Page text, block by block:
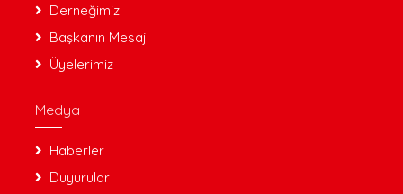
Derneğimiz
Başkanın Mesajı
Üyelerimiz
Medya
Haberler
Duyurular